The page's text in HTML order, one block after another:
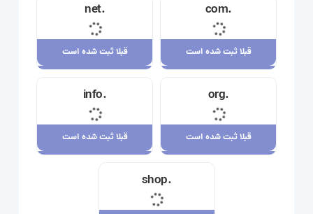
.com
قبلا ثبت شده است
23,710,000 ریال
.net
قبلا ثبت شده است
34,120,000 ریال
.org
قبلا ثبت شده است
.info
قبلا ثبت شده است
.shop